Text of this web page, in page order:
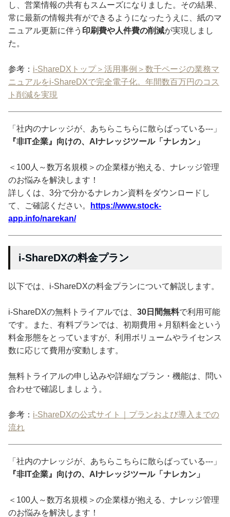
し、営業情報の共有もスムーズになりました。その結果、
常に最新の情報共有ができるようになったうえに、紙のマ
ニュアル更新に伴う 印刷費や人件費の削減が実現しまし
た。
参考： i-ShareDXトップ＞活用事例＞数千ページの業務マ
ニュアルをi-ShareDXで完全電子化。年間数百万円のコス
ト削減を実現
「社内のナレッジが、あちらこちらに散らばっている---」
『非IT企業』向けの、AIナレッジツール「ナレカン」
＜100人～数万名規模＞の企業様が抱える、ナレッジ管理
のお悩みを解決します！
詳しくは、3分で分かるナレカン資料をダウンロードし
て、ご確認ください。
https://www.stock-
app.info/narekan/
i-ShareDXの料金プラン
以下では、i-ShareDXの料金プランについて解説します。
i-ShareDXの無料トライアルでは、 30日間無料で利用可能
です。また、有料プランでは、初期費用＋月額料金という
料金形態をとっていますが、利用ボリュームやライセンス
数に応じて費用が変動します。
無料トライアルの申し込みや詳細なプラン・機能は、問い
合わせで確認しましょう。
参考： i-ShareDXの公式サイト｜プランおよび導入までの
流れ
「社内のナレッジが、あちらこちらに散らばっている---」
『非IT企業』向けの、AIナレッジツール「ナレカン」
＜100人～数万名規模＞の企業様が抱える、ナレッジ管理
のお悩みを解決します！